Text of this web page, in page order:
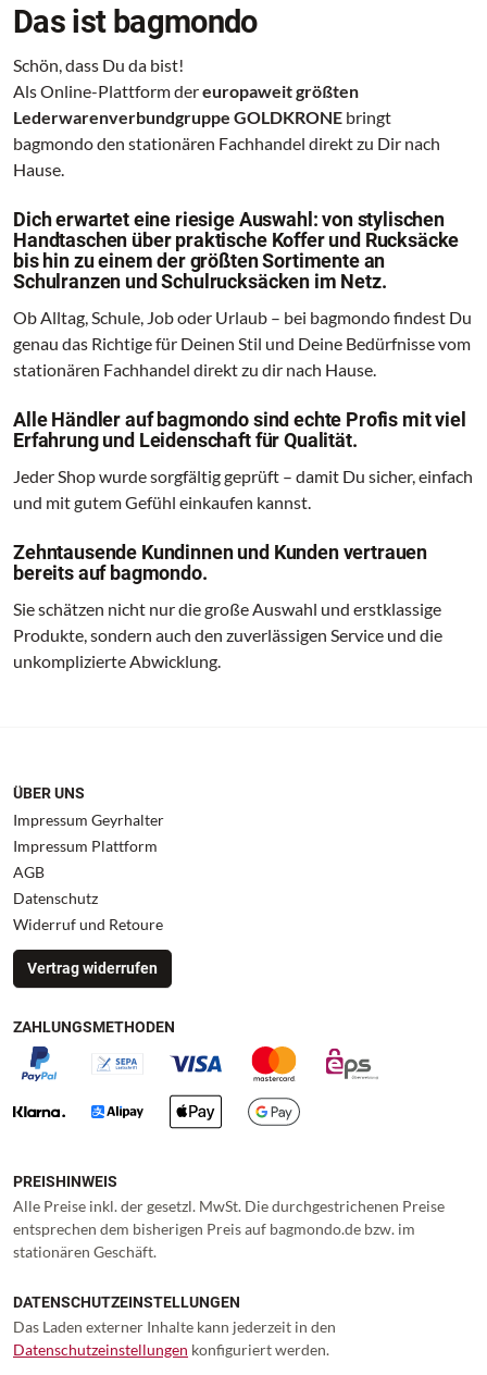
Das ist bagmondo
Schön, dass Du da bist!
Als Online-Plattform dereuropaweit größten
Lederwarenverbundgruppe GOLDKRONE bringt
bagmondo den stationären Fachhandel direkt zu Dir nach
Hause.
Dich erwartet eine riesige Auswahl: von stylischen
Handtaschen über praktische Koffer und Rucksäcke
bis hin zu einem der größten Sortimente an
Schulranzen und Schulrucksäcken im Netz.
Ob Alltag, Schule, Job oder Urlaub – bei bagmondo findest Du
genau das Richtige für Deinen Stil und Deine Bedürfnisse vom
stationären Fachhandel direkt zu dir nach Hause.
Alle Händler auf bagmondo sind echte Profis mit viel
Erfahrung und Leidenschaft für Qualität.
Jeder Shop wurde sorgfältig geprüft – damit Du sicher, einfach
und mit gutem Gefühl einkaufen kannst.
Zehntausende Kundinnen und Kunden vertrauen
bereits auf bagmondo.
Sie schätzen nicht nur die große Auswahl und erstklassige
Produkte, sondern auch den zuverlässigen Service und die
unkomplizierte Abwicklung.
ÜBER UNS
Impressum Geyrhalter
Impressum Plattform
AGB
Datenschutz
Widerruf und Retoure
Vertrag widerrufen
ZAHLUNGSMETHODEN
PREISHINWEIS
Alle Preise inkl. der gesetzl. MwSt. Die durchgestrichenen Preise
entsprechen dem bisherigen Preis auf bagmondo.de bzw. im
stationären Geschäft.
DATENSCHUTZEINSTELLUNGEN
Das Laden externer Inhalte kann jederzeit in den
Datenschutzeinstellungen konfiguriert werden.